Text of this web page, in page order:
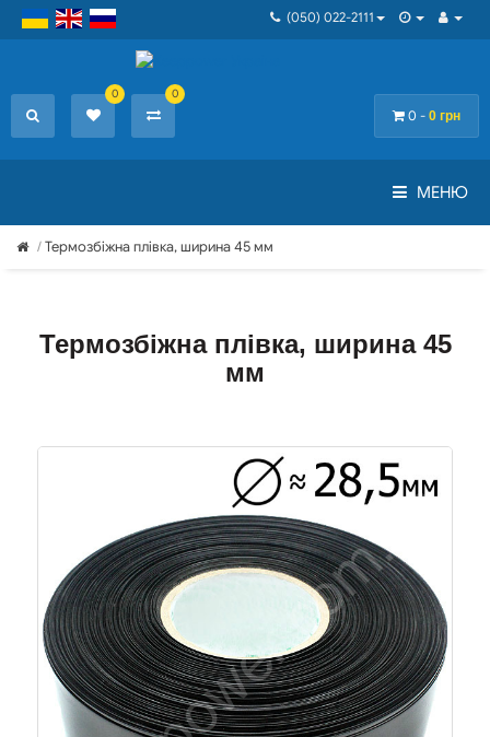
(050) 022-2111
0 - 0 грн
0 0
МЕНЮ
Термозбіжна плівка, ширина 45 мм
Термозбіжна плівка, ширина 45
мм